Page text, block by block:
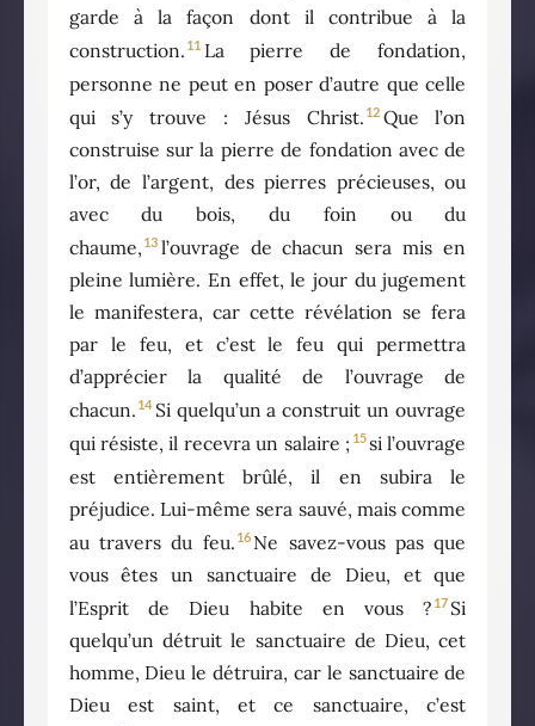
garde à la façon dont il contribue à la
construction. 11 La pierre de fondation,
personne ne peut en poser d’autre que celle
qui s’y trouve : Jésus Christ. 12 Que l’on
construise sur la pierre de fondation avec de
l’or, de l’argent, des pierres précieuses, ou
avec du bois, du foin ou du
chaume, 13 l’ouvrage de chacun sera mis en
pleine lumière. En effet, le jour du jugement
le manifestera, car cette révélation se fera
par le feu, et c’est le feu qui permettra
d’apprécier la qualité de l’ouvrage de
chacun. 14 Si quelqu’un a construit un ouvrage
qui résiste, il recevra un salaire ; 15si l’ouvrage
est entièrement brûlé, il en subira le
préjudice. Lui-même sera sauvé, mais comme
au travers du feu. 16 Ne savez-vous pas que
vous êtes un sanctuaire de Dieu, et que
l’Esprit de Dieu habite en vous ? 17 Si
quelqu’un détruit le sanctuaire de Dieu, cet
homme, Dieu le détruira, car le sanctuaire de
Dieu est saint, et ce sanctuaire, c’est